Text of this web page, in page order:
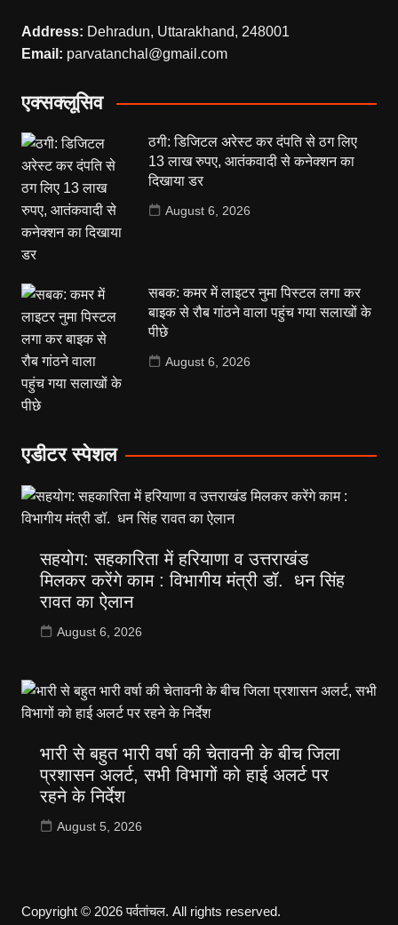
Address: Dehradun, Uttarakhand, 248001
Email: parvatanchal@gmail.com
एक्सक्लूसिव
ठगी: डिजिटल अरेस्ट कर दंपति से ठग लिए
13 लाख रुपए, आतंकवादी से कनेक्शन का
दिखाया डर
August 6, 2026
सबक: कमर में लाइटर नुमा पिस्टल लगा कर
बाइक से रौब गांठने वाला पहुंच गया सलाखों के
पीछे
August 6, 2026
एडीटर स्पेशल
सहयोग: सहकारिता में हरियाणा व उत्तराखंड
मिलकर करेंगे काम : विभागीय मंत्री डॉ. धन सिंह
रावत का ऐलान
August 6, 2026
भारी से बहुत भारी वर्षा की चेतावनी के बीच जिला
प्रशासन अलर्ट, सभी विभागों को हाई अलर्ट पर
रहने के निर्देश
August 5, 2026
Copyright © 2026 पर्वतांचल. All rights reserved.